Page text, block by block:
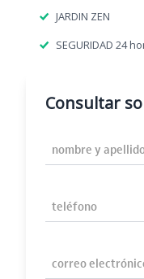
JARDIN ZEN
SEGURIDAD 24
Consultar